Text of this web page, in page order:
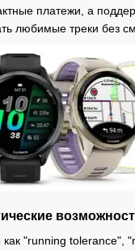
платежи, а
любимые треки без
"running tolerance",